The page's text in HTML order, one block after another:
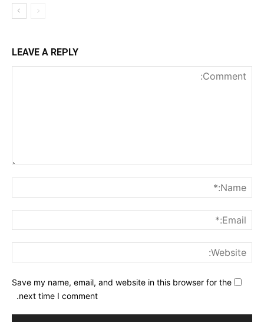
LEAVE A REPLY
Save my name, email, and website in this browser for the
next time I comment.